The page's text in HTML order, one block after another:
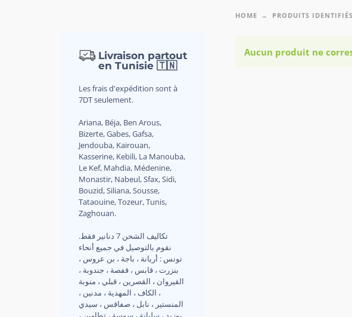
Livraison partout
en Tunisie 🇹🇳
Les frais d'expédition sont à
7DT seulement.
Ariana, Béja, Ben Arous,
Bizerte, Gabes, Gafsa,
Jendouba, Kairouan,
Kasserine, Kebili, La Manouba,
Le Kef, Mahdia, Médenine,
Monastir, Nabeul, Sfax, Sidi,
Bouzid, Siliana, Sousse,
Tataouine, Tozeur, Tunis,
Zaghouan.
.تكاليف الشحن 7 دنانير فقط
نقوم بالتوصيل في جميع أنحاء
تونس : أريانة ، باجة ، بن عروس ،
بنزرت ، قابس ، قفصة ، جندوبة ،
القيروان ، القصرين ، قبلي ، منوبة
، الكاف ، المهدية ، مدنين ،
المنستير ، نابل ، صفاقس ، سيدي
HOME PRODUITS
Aucun produit ne